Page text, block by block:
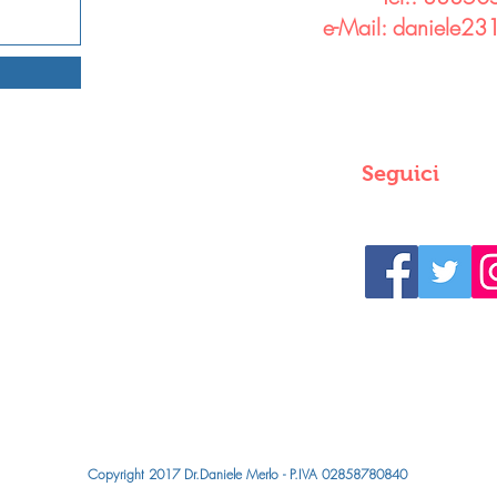
e-Mail:
Seguici
Copyright 2017 Dr.Daniele Merlo - P.IVA 02858780840